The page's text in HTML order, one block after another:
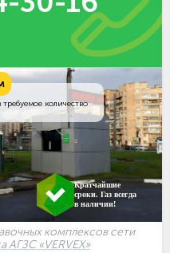
количество
Кратчайшие
сроки. Газ всегда
в наличии!
комплексов сети
АГЗС «VERVEX»